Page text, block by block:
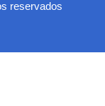
reservados